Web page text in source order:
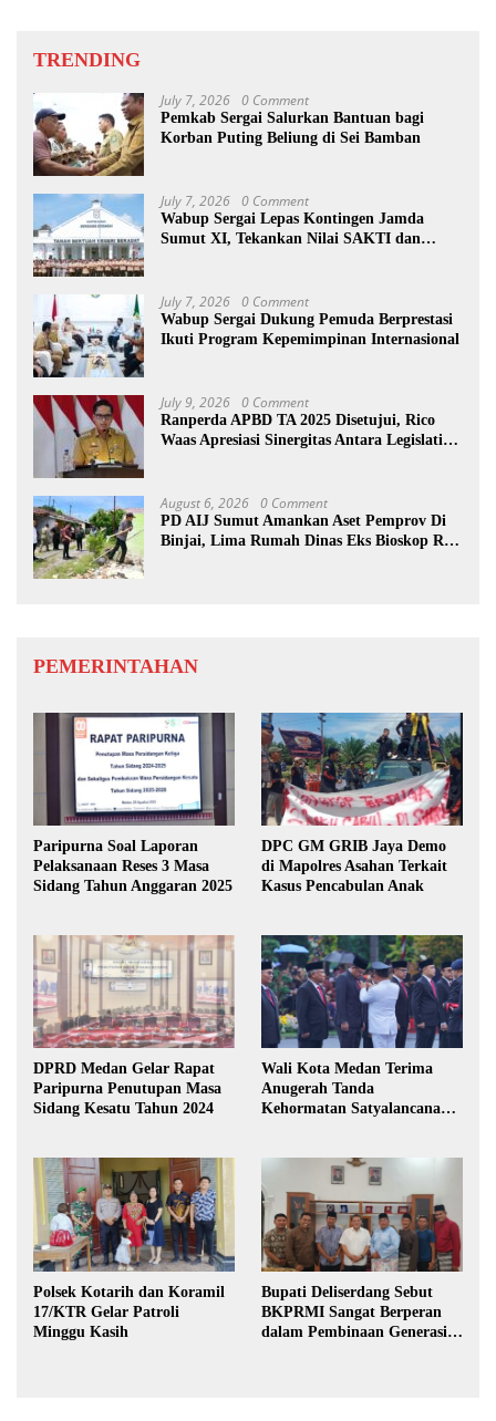
TRENDING
July 7, 2026 0 Comment
Pemkab Sergai Salurkan Bantuan bagi
Korban Puting Beliung di Sei Bamban
July 7, 2026 0 Comment
Wabup Sergai Lepas Kontingen Jamda
Sumut XI, Tekankan Nilai SAKTI dan
July 7, 2026 0 Comment
Wabup Sergai Dukung Pemuda Berprestasi
Ikuti Program Kepemimpinan Internasional
July 9, 2026 0 Comment
Ranperda APBD TA 2025 Disetujui, Rico
Waas Apresiasi Sinergitas Antara Legislatif
August 6, 2026 0 Comment
PD AIJ Sumut Amankan Aset Pemprov Di
Binjai, Lima Rumah Dinas Eks Bioskop Ria
PEMERINTAHAN
Paripurna Soal Laporan
Pelaksanaan Reses 3 Masa
Sidang Tahun Anggaran 2025
DPC GM GRIB Jaya Demo
di Mapolres Asahan Terkait
Kasus Pencabulan Anak
DPRD Medan Gelar Rapat
Paripurna Penutupan Masa
Sidang Kesatu Tahun 2024
Wali Kota Medan Terima
Anugerah Tanda
Kehormatan Satyalancana
Polsek Kotarih dan Koramil
17/KTR Gelar Patroli
Minggu Kasih
Bupati Deliserdang Sebut
BKPRMI Sangat Berperan
dalam Pembinaan Generasi